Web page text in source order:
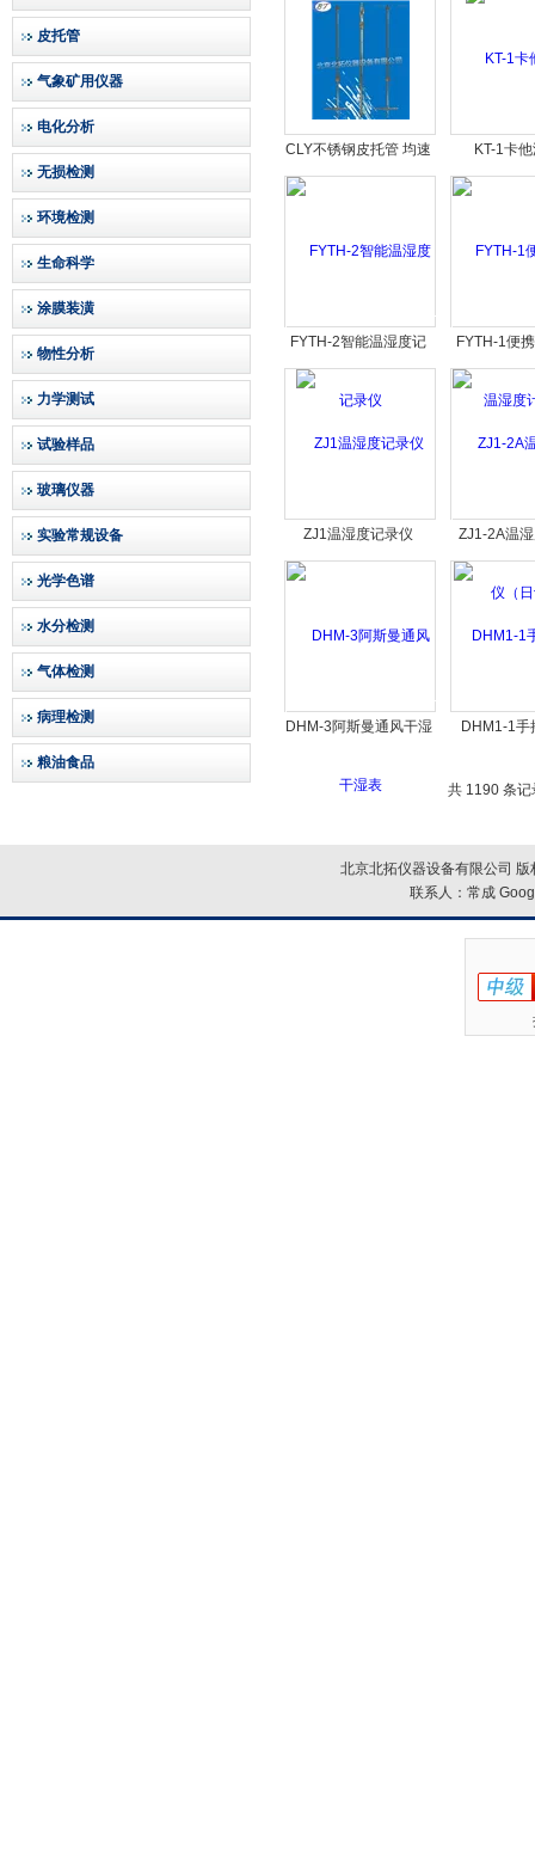
皮托管
气象矿用仪器
电化分析
无损检测
环境检测
生命科学
涂膜装潢
物性分析
力学测试
试验样品
玻璃仪器
实验常规设备
光学色谱
水分检测
气体检测
病理检测
粮油食品
CLY不锈钢皮托管 均速
管Ф6×300mm
KT-1卡
FYTH-2智能温湿度记
录仪
FYTH-1便
湿度计
ZJ1温湿度记录仪
ZJ1-2A温
（日
DHM-3阿斯曼通风干湿
DHM1-1手
共 1190 条
北京北拓仪器设备有限公司
联系人：常成